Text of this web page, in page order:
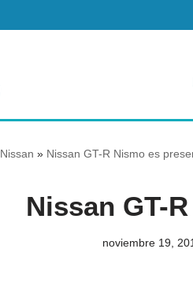
Nissan » Nissan GT-R Nismo es
Nissan GT-
noviembre 19,